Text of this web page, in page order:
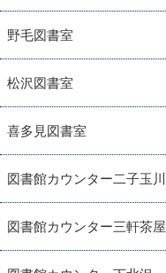
野毛図書室
松沢図書室
喜多見図書室
図書館カウンター二子玉川
図書館カウンター三軒茶屋